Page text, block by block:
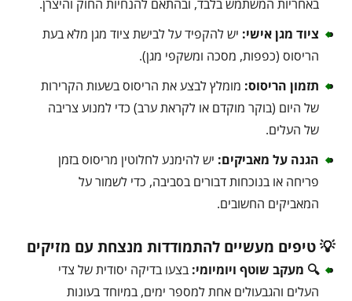
באחריות המשתמש בלבד, ובהתאם להנחיות החוק והיצרן.
ציוד מגן אישי: יש להקפיד על לבישת ציוד מגן מלא בעת
הריסוס (כפפות, מסכה ומשקפי מגן).
תזמון הריסוס: מומלץ לבצע את הריסוס בשעות הקרירות
של היום (בוקר מוקדם או לקראת ערב) כדי למנוע צריבה
של העלים.
הגנה על מאביקים: יש להימנע לחלוטין מריסוס בזמן
פריחה או בנוכחות דבורים בסביבה, כדי לשמור על
המאביקים החשובים.
💡 טיפים מעשיים להתמודדות מנצחת עם מזיקים
🔍 מעקב שוטף ויומיומי: בצעו בדיקה יסודית של צדי
העלים והגבעולים אחת למספר ימים, במיוחד בעונות